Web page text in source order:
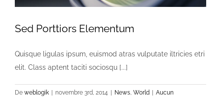
Sed Porttiors Elementum
Quisque ligulas ipsum, euismod atras vulputate iltricies etri
elit. Class aptent taciti sociosqu [...]
De weblogik novembre 3rd, 2014 News, World
Aucun